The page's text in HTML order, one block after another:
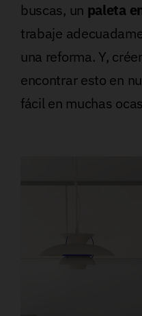
buscas, un paleta
trabaje
una reforma. Y,
encontrar esto en
fácil en muchas